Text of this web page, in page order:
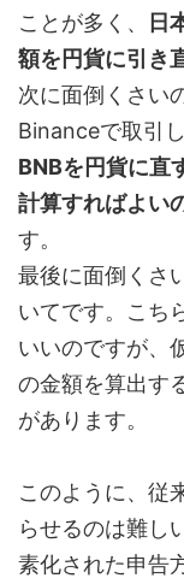
ことが多く、
日
額を円貨に引き
次に面倒くさい
Binanceで取引
BNBを円貨に直
計算すればよい
す。
最後に面倒くさ
いてです。こち
いいのですが、
の金額を算出す
があります。
このように、従
らせるのは難し
素化された申告